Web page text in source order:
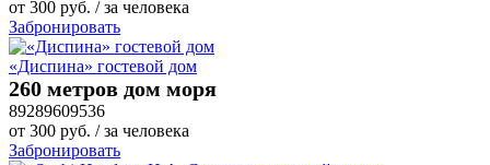
от 300 руб. / за человека
Забронировать
«Диспина» гостевой дом
260 метров дом моря
89289609536
от 300 руб. / за человека
Забронировать